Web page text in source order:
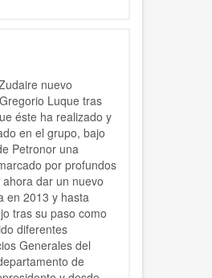
nuevo
Luque tras
éste ha realizado y
en el grupo, bajo
Petronor una
por profundos
dar un nuevo
en 2013 y hasta
tras su paso como
diferentes
Generales del
de